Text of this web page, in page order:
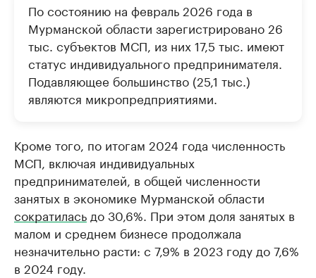
По состоянию на февраль 2026 года в
Мурманской области зарегистрировано 26
тыс. субъектов МСП, из них 17,5 тыс. имеют
статус индивидуального предпринимателя.
Подавляющее большинство (25,1 тыс.)
являются микропредприятиями.
Кроме того, по итогам 2024 года численность
МСП, включая индивидуальных
предпринимателей, в общей численности
занятых в экономике Мурманской области
сократилась до 30,6%. При этом доля занятых в
малом и среднем бизнесе продолжала
незначительно расти: с 7,9% в 2023 году до 7,6%
в 2024 году.